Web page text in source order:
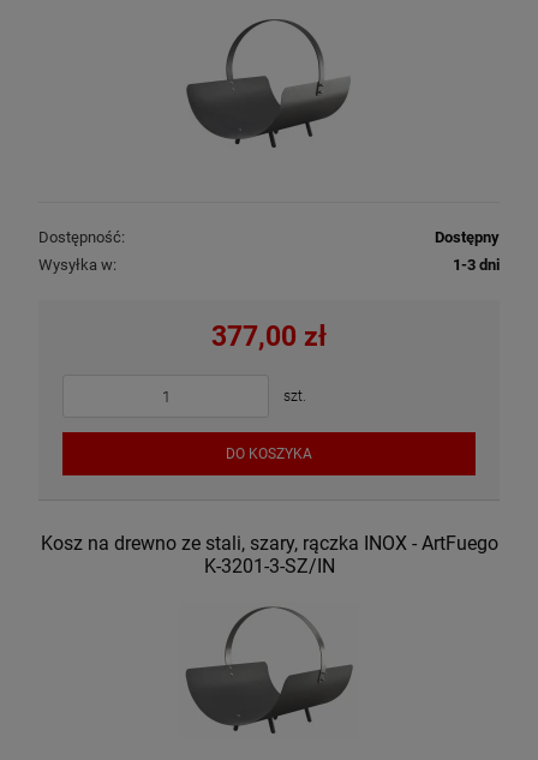
Dostępność:
Dostępny
Wysyłka w:
1-3 dni
377,00 zł
szt.
DO KOSZYKA
Kosz na drewno ze stali, szary, rączka INOX - ArtFuego
K-3201-3-SZ/IN